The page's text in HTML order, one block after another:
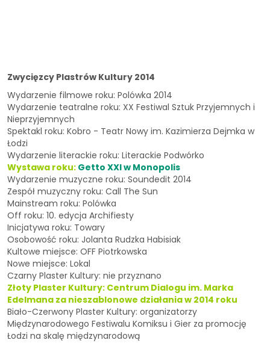
Zwycięzcy Plastrów Kultury 2014
Wydarzenie filmowe roku: Polówka 2014
Wydarzenie teatralne roku: XX Festiwal Sztuk Przyjemnych i
Nieprzyjemnych
Spektakl roku: Kobro - Teatr Nowy im. Kazimierza Dejmka w
Łodzi
Wydarzenie literackie roku: Literackie Podwórko
Wystawa roku: Getto XXI w Monopolis
Wydarzenie muzyczne roku: Soundedit 2014
Zespół muzyczny roku: Call The Sun
Mainstream roku: Polówka
Off roku: 10. edycja Archifiesty
Inicjatywa roku: Towary
Osobowość roku: Jolanta Rudzka Habisiak
Kultowe miejsce: OFF Piotrkowska
Nowe miejsce: Lokal
Czarny Plaster Kultury: nie przyznano
Złoty Plaster Kultury: Centrum Dialogu im. Marka
Edelmana za nieszablonowe działania w 2014 roku
Biało-Czerwony Plaster Kultury: organizatorzy
Międzynarodowego Festiwalu Komiksu i Gier za promocję
Łodzi na skalę międzynarodową